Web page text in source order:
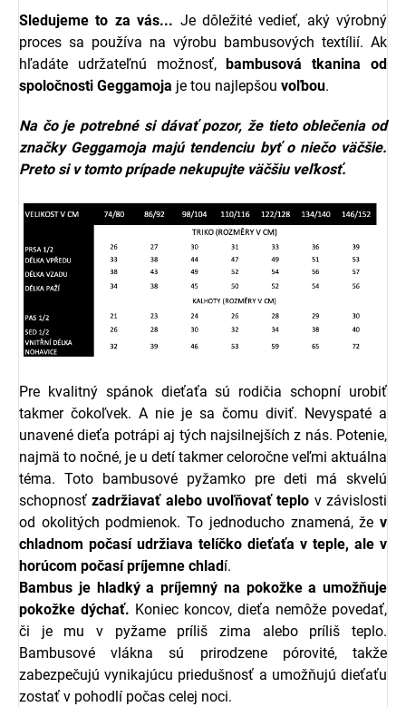
Sledujeme to za vás... Je dôležité vedieť, aký výrobný
proces sa používa na výrobu bambusových textílií. Ak
hľadáte udržateľnú možnosť,bambusová tkanina od
spoločnosti Geggamoja je tou najlepšou voľbou.
Na čo je potrebné si dávať pozor, že tieto oblečenia od
značky Geggamoja majú tendenciu byť o niečo väčšie.
Preto si v tomto prípade nekupujte väčšiu veľkosť.
Pre kvalitný spánok dieťaťa sú rodičia schopní urobiť
takmer čokoľvek. A nie je sa čomu diviť. Nevyspaté a
unavené dieťa potrápi aj tých najsilnejších z nás. Potenie,
najmä to nočné, je u detí takmer celoročne veľmi aktuálna
téma. Toto bambusové pyžamko pre deti má skvelú
schopnosťzadržiavať alebo uvoľňovať teplo v závislosti
od okolitých podmienok. To jednoducho znamená, že v
chladnom počasí udržiava telíčko dieťaťa v teple, ale v
horúcom počasí príjemne chladí.
Bambus je hladký a príjemný na pokožke a umožňuje
pokožke dýchať. Koniec koncov, dieťa nemôže povedať,
či je mu v pyžame príliš zima alebo príliš teplo.
Bambusové vlákna sú prirodzene pórovité, takže
zabezpečujú vynikajúcu priedušnosť a umožňujú dieťaťu
zostať v pohodlí počas celej noci.